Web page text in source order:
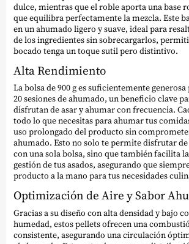
dulce, mientras que el roble aporta una base
que equilibra perfectamente la mezcla. Este
en un ahumado ligero y suave, ideal para
de los ingredientes sin sobrecargarlos,
bocado tenga un toque sutil pero distintivo.
Alta Rendimiento
La bolsa de 900 g es suficientemente
20 sesiones de ahumado, un beneficio clave
disfrutan de asar y ahumar con frecuencia.
todo lo que necesitas para ahumar tus
uso prolongado del producto sin
ahumado. Esto no solo te permite disfrutar
con una sola bolsa, sino que también facilita
gestión de tus asados, asegurando que
producto a la mano para tus necesidades
Optimización de Aire y Sabor
Gracias a su diseño con alta densidad y bajo
humedad, estos pellets ofrecen una
consistente, asegurando una circulación